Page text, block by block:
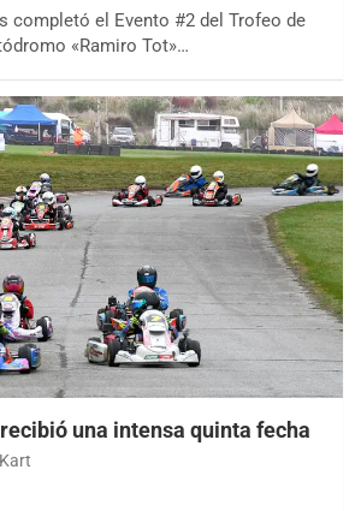
completó el Evento #2 del Trofeo de
«Ramiro Tot»…
una intensa quinta fecha